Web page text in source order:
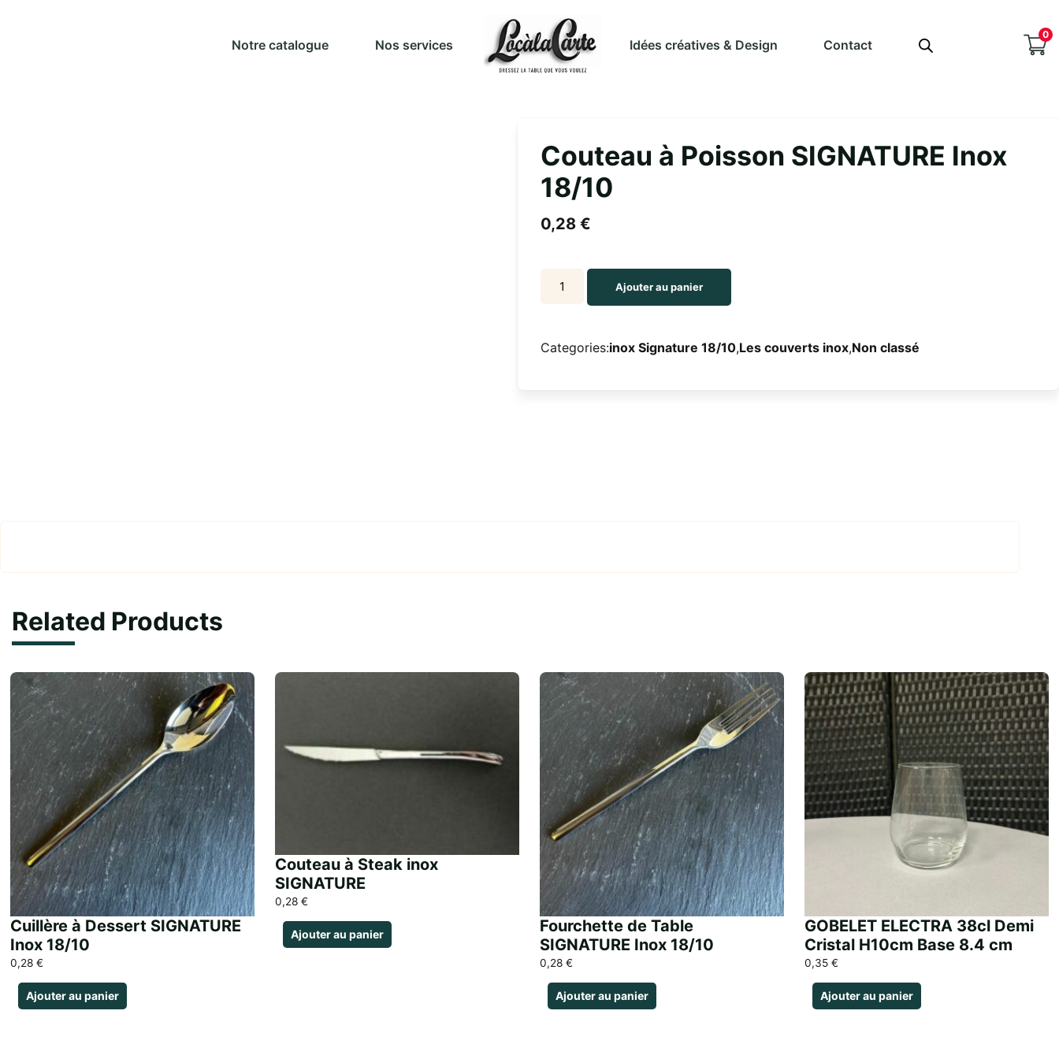
Notre catalogue Nos services Idées créatives & Design Contact
0
Couteau à Poisson SIGNATURE Inox
18/10
0,28€
Couteau
SIGNATURE
Ajouter au panier
Categories:inox Signature 18/10,Les couverts inox,Non classé
Related Products
Cuillère à Dessert SIGNATURE
Inox 18/10
0,28 €
Ajouter au panier
Couteau à Steak inox
SIGNATURE
0,28 €
Ajouter au panier
Fourchette de Table
SIGNATURE Inox 18/10
0,28 €
Ajouter au panier
GOBELET ELECTRA 38cl Demi
Cristal H10cm Base 8.4 cm
0,35 €
Ajouter au panier